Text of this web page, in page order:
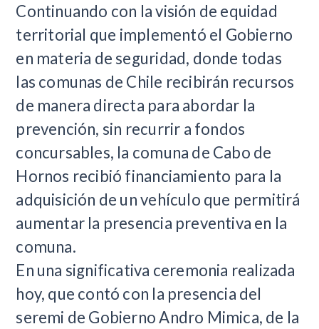
Continuando con la visión de equidad
territorial que implementó el Gobierno
en materia de seguridad, donde todas
las comunas de Chile recibirán recursos
de manera directa para abordar la
prevención, sin recurrir a fondos
concursables, la comuna de Cabo de
Hornos recibió financiamiento para la
adquisición de un vehículo que permitirá
aumentar la presencia preventiva en la
comuna.
En una significativa ceremonia realizada
hoy, que contó con la presencia del
seremi de Gobierno Andro Mimica, de la